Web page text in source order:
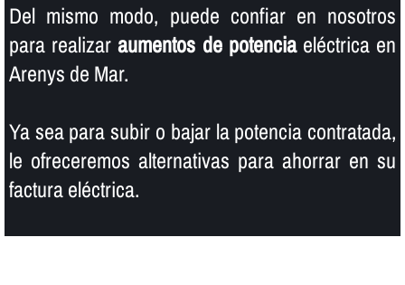
Del mismo modo, puede confiar en nosotros
para realizaraumentos de potenciaeléctrica en
Arenys de Mar.
Ya sea para subir o bajar la potencia contratada,
le ofreceremos alternativas para ahorrar en su
factura eléctrica.